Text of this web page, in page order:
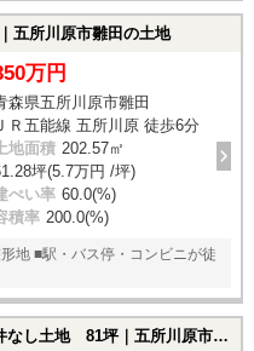
所川原市雛田の土地
万円
森県五所川原市雛田
ＪＲ五能線 五所川原 徒歩6分
地面積 202.57㎡
坪(5.7万円 /坪)
ぺい率 60.0(%)
積率 200.0(%)
地 ■駅・バス停・コンビニが徒
ふるさとタウン五所川原_d9 建築条件なし土地 81坪｜五所川原市姥萢船橋11-44(開発分譲地 d9)の土地